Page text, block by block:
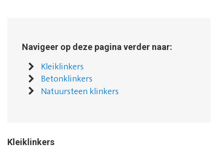
Navigeer op deze pagina verder naar:
Kleiklinkers
Betonklinkers
Natuursteen klinkers
Kleiklinkers